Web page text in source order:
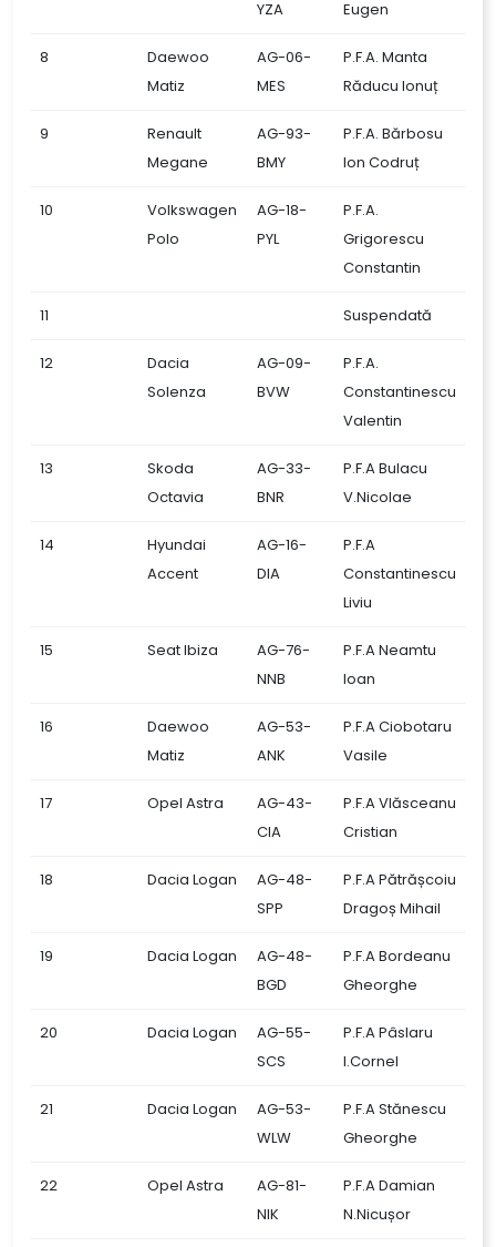
YZA Eugen
8
Daewoo
Matiz
AG-06-
MES
P.F.A. Manta
Răducu Ionuț
9
Renault
Megane
AG-93-
BMY
P.F.A. Bărbosu
Ion Codruț
10
Volkswagen
Polo
AG-18-
PYL
P.F.A.
Grigorescu
Constantin
11 Suspendată
12
Dacia
Solenza
AG-09-
BVW
P.F.A.
Constantinescu
Valentin
13
Skoda
Octavia
AG-33-
BNR
P.F.A Bulacu
V.Nicolae
14
Hyundai
Accent
AG-16-
DIA
P.F.A
Constantinescu
Liviu
15 Seat Ibiza
AG-76-
NNB
P.F.A Neamtu
Ioan
16
Daewoo
Matiz
AG-53-
ANK
P.F.A Ciobotaru
Vasile
17 Opel Astra
AG-43-
CIA
P.F.A Vlăsceanu
Cristian
18 Dacia Logan
AG-48-
SPP
P.F.A Pătrășcoiu
Dragoș Mihail
19 Dacia Logan
AG-48-
BGD
P.F.A Bordeanu
Gheorghe
20 Dacia Logan
AG-55-
SCS
P.F.A Pâslaru
I.Cornel
21 Dacia Logan
AG-53-
WLW
P.F.A Stănescu
Gheorghe
22 Opel Astra
AG-81-
NIK
P.F.A Damian
N.Nicușor